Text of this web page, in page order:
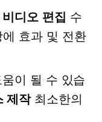
비디오 편집 수
효과 및 전환
이 될 수 있습
제작최소한의